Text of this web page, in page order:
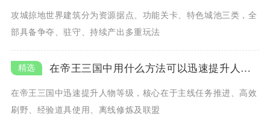
攻城掠地世界建筑分为资源据点、功能关卡、特色城池三类，全
部具备争夺、驻守、持续产出多重玩法
在帝王三国中用什么方法可以迅速提升人物等级
在帝王三国中迅速提升人物等级，核心在于主线任务推进、高效
刷野、经验道具使用、离线修炼及联盟